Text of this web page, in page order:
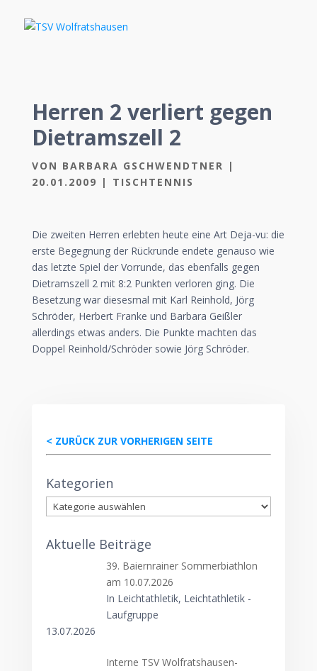
Herren 2 verliert gegen
Dietramszell 2
VON BARBARA GSCHWENDTNER |
20.01.2009 | TISCHTENNIS
Die zweiten Herren erlebten heute eine Art Deja-vu: die
erste Begegnung der Rückrunde endete genauso wie
das letzte Spiel der Vorrunde, das ebenfalls gegen
Dietramszell 2 mit 8:2 Punkten verloren ging. Die
Besetzung war diesesmal mit Karl Reinhold, Jörg
Schröder, Herbert Franke und Barbara Geißler
allerdings etwas anders. Die Punkte machten das
Doppel Reinhold/Schröder sowie Jörg Schröder.
< ZURÜCK ZUR VORHERIGEN SEITE
Kategorien
Kategorien
Aktuelle Beiträge
39. Baiernrainer Sommerbiathlon
am 10.07.2026
In Leichtathletik, Leichtathletik -
Laufgruppe
13.07.2026
Interne TSV Wolfratshausen-